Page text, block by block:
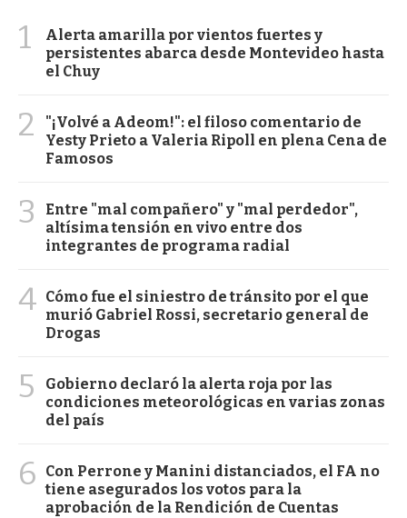
1
Alerta amarilla por vientos fuertes y
persistentes abarca desde Montevideo hasta
el Chuy
2
"¡Volvé a Adeom!": el filoso comentario de
Yesty Prieto a Valeria Ripoll en plena Cena de
Famosos
3
Entre "mal compañero" y "mal perdedor",
altísima tensión en vivo entre dos
integrantes de programa radial
4 Cómo fue el siniestro de tránsito por el que
murió Gabriel Rossi, secretario general de
Drogas
5
Gobierno declaró la alerta roja por las
condiciones meteorológicas en varias zonas
del país
6
Con Perrone y Manini distanciados, el FA no
tiene asegurados los votos para la
aprobación de la Rendición de Cuentas